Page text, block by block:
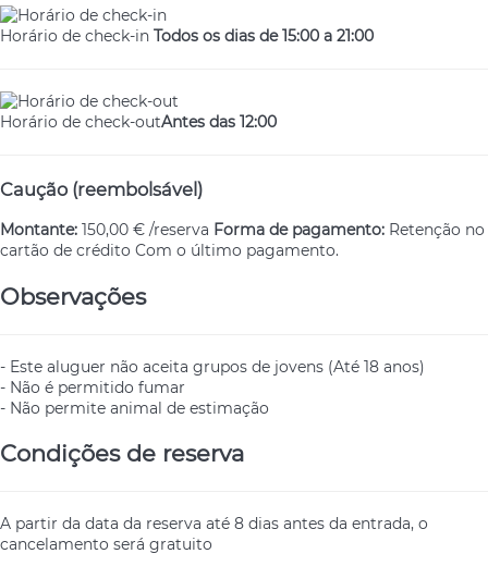
Horário de check-in Todos os dias de 15:00 a 21:00
Horário de check-outAntes das 12:00
Caução (reembolsável)
Montante: 150,00 € /reserva Forma de pagamento: Retenção no
cartão de crédito Com o último pagamento.
Observações
- Este aluguer não aceita grupos de jovens (Até 18 anos)
- Não é permitido fumar
- Não permite animal de estimação
Condições de reserva
A partir da data da reserva até 8 dias antes da entrada, o
cancelamento será gratuito